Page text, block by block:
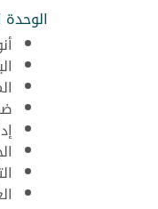
الوحدة